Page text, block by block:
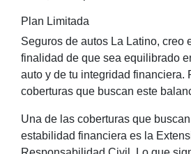
Plan Limitada
Seguros de autos La Latino, creo
finalidad de que sea equilibrado
auto y de tu integridad financiera.
coberturas que buscan este
Una de las coberturas que
estabilidad financiera es la